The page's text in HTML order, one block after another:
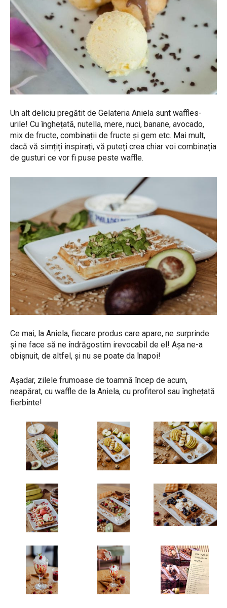
Un alt deliciu pregătit de Gelateria Aniela sunt waffles-
urile! Cu înghețată, nutella, mere, nuci, banane, avocado,
mix de fructe, combinații de fructe și gem etc. Mai mult,
dacă vă simțiți inspirați, vă puteți crea chiar voi combinația
de gusturi ce vor fi puse peste waffle.
Ce mai, la Aniela, fiecare produs care apare, ne surprinde
și ne face să ne îndrăgostim irevocabil de el! Așa ne-a
obișnuit, de altfel, și nu se poate da înapoi!
Așadar, zilele frumoase de toamnă încep de acum,
neapărat, cu waffle de la Aniela, cu profiterol sau înghețată
fierbinte!